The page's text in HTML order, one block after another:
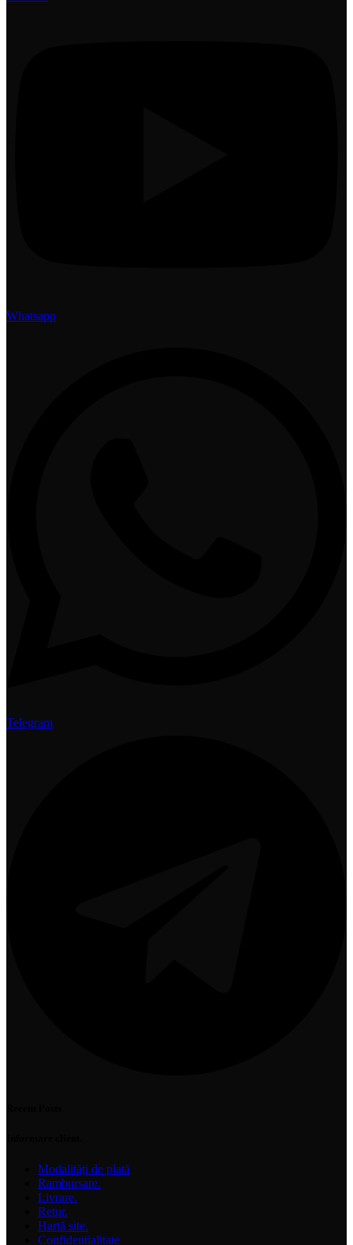
Whatsapp
Telegram
Modalități de plată
Rambursare.
Livrare.
Retur.
Hartă site.
Confidențialitate